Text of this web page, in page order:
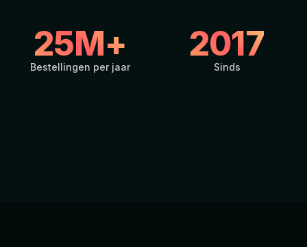
25M+
Bestellingen per jaar
2017
Sinds